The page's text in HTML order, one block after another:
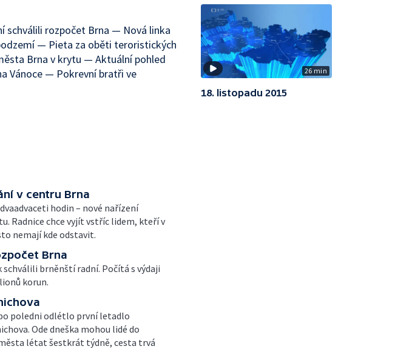
schválili rozpočet Brna — Nová linka
— Pieta za oběti teroristických
Brna v krytu — Aktuální pohled
Vánoce — Pokrevní bratři ve
v centru Brna
hodin – nové nařízení
Radnice chce vyjít vstříc lidem, kteří v
nemají kde odstavit.
Brna
brněnští radní. Počítá s výdaji
korun.
poledni odlétlo první letadlo
Ode dneška mohou lidé do
létat šestkrát týdně, cesta trvá
26 min
18. listopadu 2015